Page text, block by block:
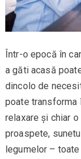
Într-o epocă în
a găti acasă
dincolo de
poate transforma
relaxare și chiar
proaspete,
legumelor –